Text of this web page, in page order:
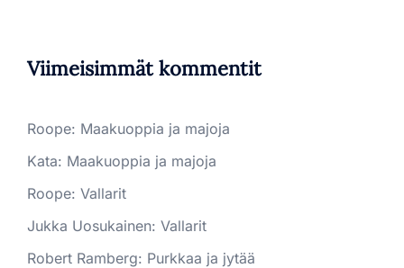
Viimeisimmät kommentit
Roope: Maakuoppia ja majoja
Kata: Maakuoppia ja majoja
Roope: Vallarit
Jukka Uosukainen: Vallarit
Robert Ramberg: Purkkaa ja jytää